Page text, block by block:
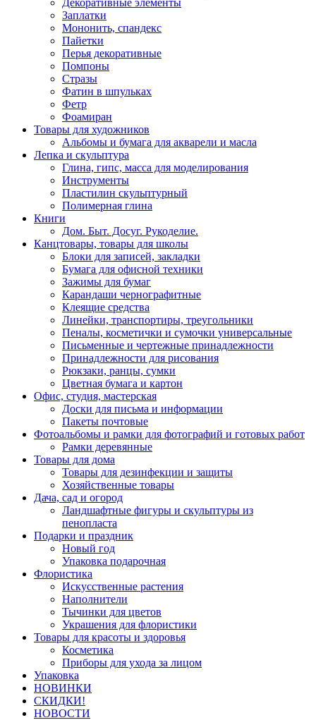
Декоративные элементы
Заплатки
Мононить, спандекс
Пайетки
Перья декоративные
Помпоны
Стразы
Фатин в шпульках
Фетр
Фоамиран
Товары для художников
Альбомы и бумага для акварели и масла
Лепка и скульптура
Глина, гипс, масса для моделирования
Инструменты
Пластилин скульптурный
Полимерная глина
Книги
Дом. Быт. Досуг. Рукоделие.
Канцтовары, товары для школы
Блоки для записей, закладки
Бумага для офисной техники
Зажимы для бумаг
Карандаши чернографитные
Клеящие средства
Линейки, транспортиры, треугольники
Пеналы, косметички и сумочки универсальные
Письменные и чертежные принадлежности
Принадлежности для рисования
Рюкзаки, ранцы, сумки
Цветная бумага и картон
Офис, студия, мастерская
Доски для письма и информации
Пакеты почтовые
Фотоальбомы и рамки для фотографий и готовых работ
Рамки деревянные
Товары для дома
Товары для дезинфекции и защиты
Хозяйственные товары
Дача, сад и огород
Ландшафтные фигуры и скульптуры из
пенопласта
Подарки и праздник
Новый год
Упаковка подарочная
Флористика
Искусственные растения
Наполнители
Тычинки для цветов
Украшения для флористики
Товары для красоты и здоровья
Косметика
Приборы для ухода за лицом
Упаковка
НОВИНКИ
СКИДКИ!
НОВОСТИ